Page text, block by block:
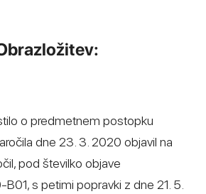
o predmetnem postopku
dne 23. 3. 2020 objavil na
pod številko objave
s petimi popravki z dne 21. 5.